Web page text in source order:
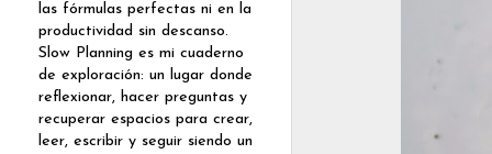
las fórmulas perfectas ni en la
productividad sin descanso.
Slow Planning es mi cuaderno
de exploración: un lugar donde
reflexionar, hacer preguntas y
recuperar espacios para crear,
leer, escribir y seguir siendo un